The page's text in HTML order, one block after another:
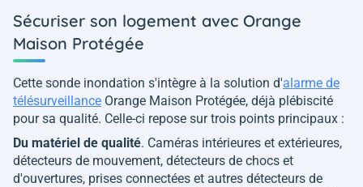
Sécuriser son logement avec Orange
Maison Protégée
Cette sonde inondation s'intègre à la solution d'alarme de
télésurveillance Orange Maison Protégée, déjà plébiscité
pour sa qualité. Celle-ci repose sur trois points principaux :
Du matériel de qualité. Caméras intérieures et extérieures,
détecteurs de mouvement, détecteurs de chocs et
d'ouvertures, prises connectées et autres détecteurs de